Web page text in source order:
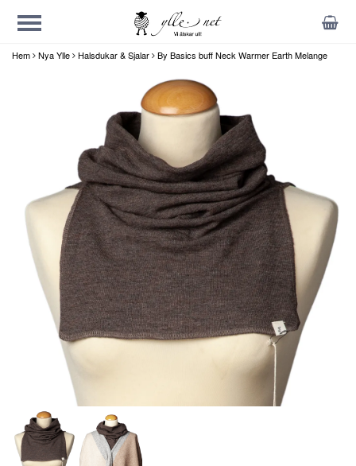
Hem Nya Ylle Halsdukar & Sjalar By Basics buff Neck Warmer Earth Melange